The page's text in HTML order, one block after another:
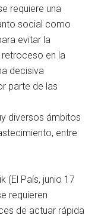
requiere una
social como
evitar la
retroceso en la
decisiva
parte de las
diversos ámbitos
entre
(El País, junio 17
requieren
de actuar rápida